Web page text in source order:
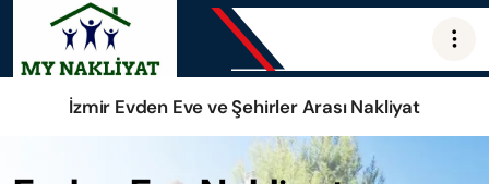
İzmir Evden Eve ve Şehirler Arası Nakliyat